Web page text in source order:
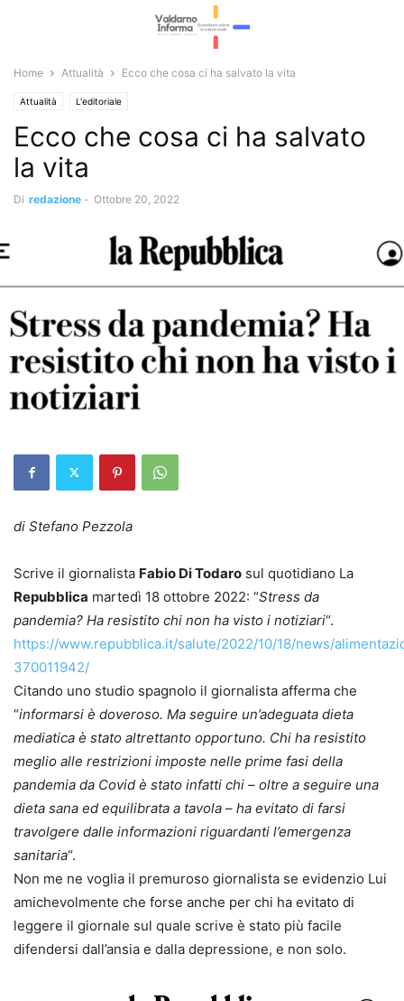
Home Attualità Ecco che cosa ci ha salvato la vita
Attualità L'editoriale
Ecco che cosa ci ha salvato
la vita
Di redazione - Ottobre 20, 2022
di Stefano Pezzola
Scrive il giornalista Fabio Di Todaro sul quotidiano La
Repubblica martedì 18 ottobre 2022: “Stress da
pandemia? Ha resistito chi non ha visto i notiziari“.
https://www.repubblica.it/salute/2022/10/18/news/
370011942/
Citando uno studio spagnolo il giornalista afferma che
“informarsi è doveroso. Ma seguire un’adeguata dieta
mediatica è stato altrettanto opportuno. Chi ha resistito
meglio alle restrizioni imposte nelle prime fasi della
pandemia da Covid è stato infatti chi – oltre a seguire una
dieta sana ed equilibrata a tavola – ha evitato di farsi
travolgere dalle informazioni riguardanti l’emergenza
sanitaria“.
Non me ne voglia il premuroso giornalista se evidenzio Lui
amichevolmente che forse anche per chi ha evitato di
leggere il giornale sul quale scrive è stato più facile
difendersi dall’ansia e dalla depressione, e non solo.